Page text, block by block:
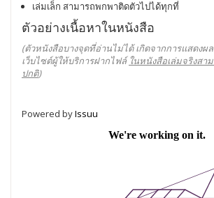
เล่มเล็ก สามารถพกพาติดตัวไปได้ทุกที่
ตัวอย่างเนื้อหาในหนังสือ
(ตัวหนังสือบางจุดที่อ่านไม่ได้ เกิดจากการแสดงผ
เว็บไซต์ผู้ให้บริการฝากไฟล์ ในหนังสือเล่มจริงสา
ปกติ)
Powered byIssuu